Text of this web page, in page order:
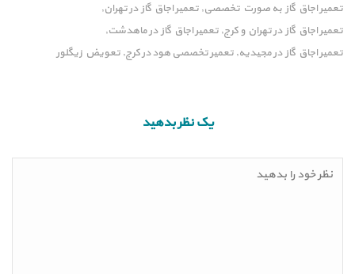
تعمیر اجاق گاز به صورت تخصصی, تعمیر اجاق گاز در تهران,
تعمیر اجاق گاز در تهران و کرج, تعمیر اجاق گاز در ماهدشت,
تعمیر اجاق گاز در مجیدیه, تعمیر تخصصی هود در کرج, تعویض زیگلور
یک نظر بدهید